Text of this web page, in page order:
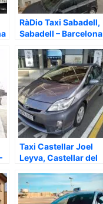
RàDio Taxi Sabadell,
Sabadell – Barcelona
Taxi Castellar Joel
Leyva, Castellar del